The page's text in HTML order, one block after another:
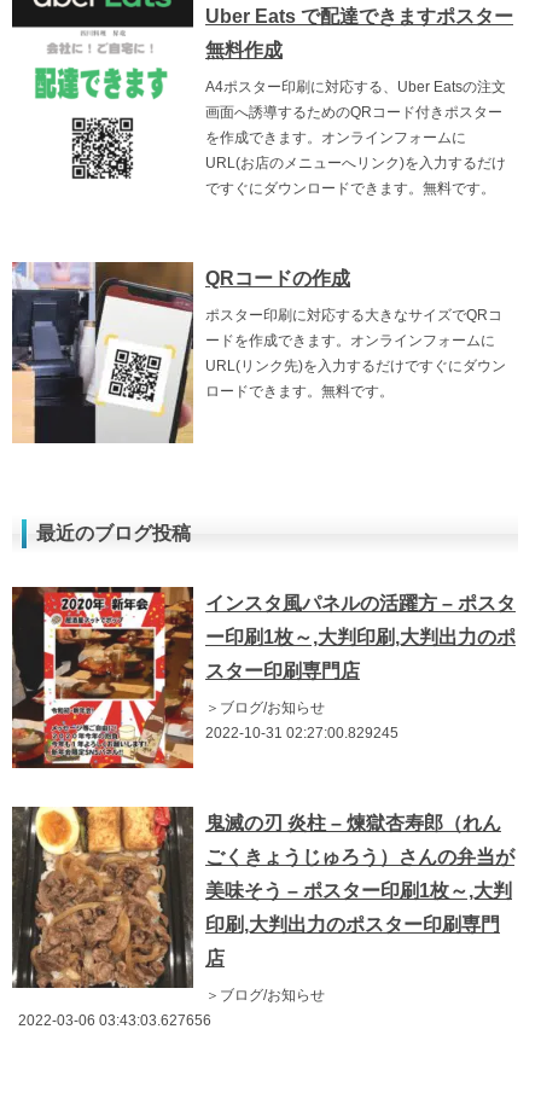
Uber Eats で配達できますポスター
無料作成
A4ポスター印刷に対応する、Uber Eatsの注文
画面へ誘導するためのQRコード付きポスター
を作成できます。オンラインフォームに
URL(お店のメニューへリンク)を入力するだけ
ですぐにダウンロードできます。無料です。
QRコードの作成
ポスター印刷に対応する大きなサイズでQRコ
ードを作成できます。オンラインフォームに
URL(リンク先)を入力するだけですぐにダウン
ロードできます。無料です。
最近のブログ投稿
インスタ風パネルの活躍方 – ポスタ
ー印刷1枚～,大判印刷,大判出力のポ
スター印刷専門店
＞ブログ/お知らせ
2022-10-31 02:27:00.829245
鬼滅の刃 炎柱 – 煉獄杏寿郎（れん
ごくきょうじゅろう）さんの弁当が
美味そう – ポスター印刷1枚～,大判
印刷,大判出力のポスター印刷専門
店
＞ブログ/お知らせ
2022-03-06 03:43:03.627656